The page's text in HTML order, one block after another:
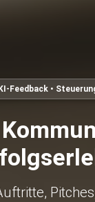
Feedback •